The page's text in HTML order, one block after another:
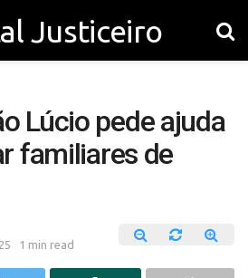
Lúcio pede ajuda
familiares de
1 min read